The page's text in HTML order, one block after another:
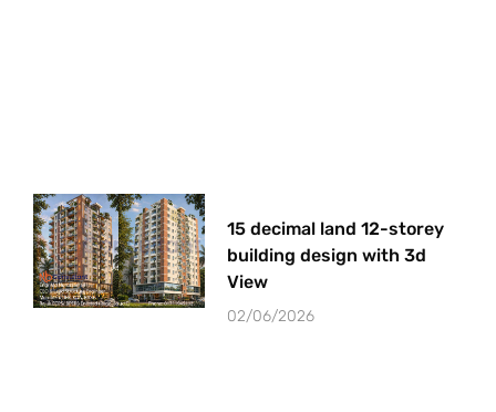
15 decimal land 12-storey
building design with 3d
View
02/06/2026